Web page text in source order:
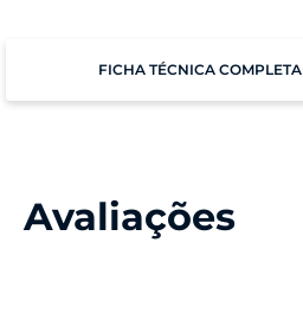
FICHA TÉCNICA COMPLETA
Avaliações